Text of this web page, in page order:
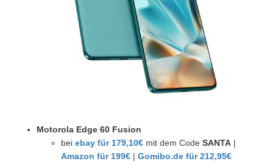
Motorola Edge 60 Fusion
bei ebay für 179,10€ mit dem Code SANTA |
Amazon für 199€ | Gomibo.de für 212,95€